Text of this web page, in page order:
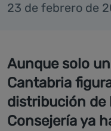
23 de febrero de
Aunque solo
Cantabria
distribución de
Consejería ya